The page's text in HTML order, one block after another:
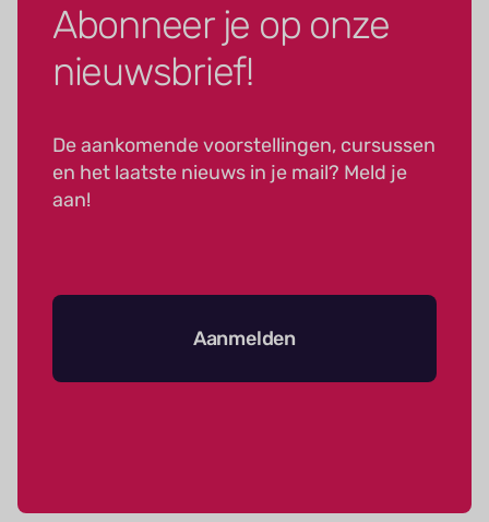
Abonneer je op onze
nieuwsbrief!
De aankomende voorstellingen, cursussen
en het laatste nieuws in je mail? Meld je
aan!
Aanmelden